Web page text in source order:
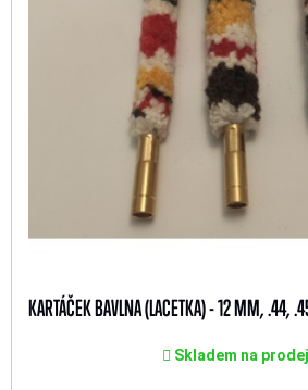
KARTÁČEK BAVLNA (LACETKA) - 12 MM, .44,
Skladem na